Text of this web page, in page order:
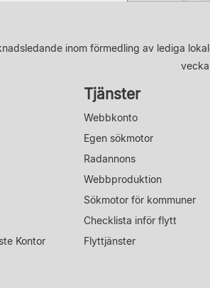
inom förmedling av lediga
Kontor
Tjänster
Webbkonto
Egen sökmotor
Radannons
Webbproduktion
Sökmotor för kommuner
Checklista inför flytt
Flyttjänster